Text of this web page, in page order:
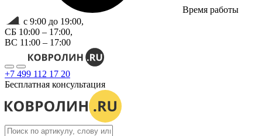
Время работы
с 9:00 до 19:00,
СБ 10:00 – 17:00,
ВС 11:00 – 17:00
+7 499 112 17 20
Бесплатная консультация